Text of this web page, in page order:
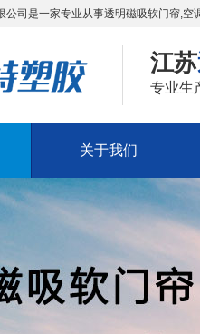
公司是一家专业从事透明磁吸软门帘,
江苏
专业生
关于我们